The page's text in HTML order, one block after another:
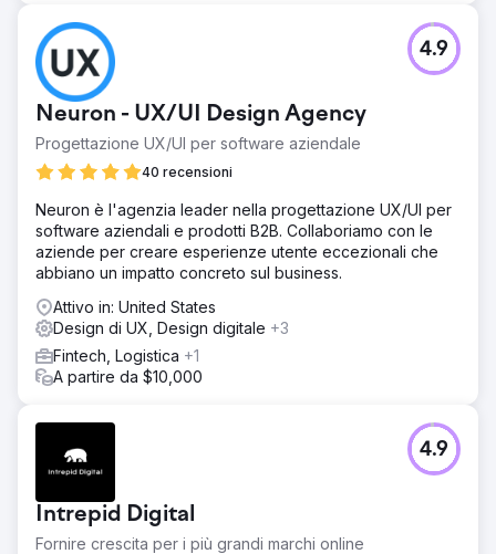
La riprogettazione ha ridotto significativamente il tasso di
abbandono degli utenti e i ticket di supporto relativi alle
candidature. I team interni di prodotto e di ingegneria di
Jobble hanno segnalato una notevole accelerazione dei
cicli di sviluppo grazie al nuovo sistema di progettazione.
La nostra partnership si è rivelata così efficace che
Jobble ha rinnovato il suo impegno con Neuron per una
nuova iniziativa nel 2025, rafforzando la nostra
piattaforma.
Vai alla pagina agenzia
Neuron - UX/UI Design Agency
Progettazione UX/UI per software aziendale
40 recensioni
4.9
Neuron è l'agenzia leader nella progettazione UX/UI per
software aziendali e prodotti B2B. Collaboriamo con le
aziende per creare esperienze utente eccezionali che
abbiano un impatto concreto sul business.
Attivo in: United States
Design di UX, Design digitale +3
Fintech, Logistica +1
A partire da $10,000
Intrepid Digital
Fornire crescita per i più grandi marchi online
4.9